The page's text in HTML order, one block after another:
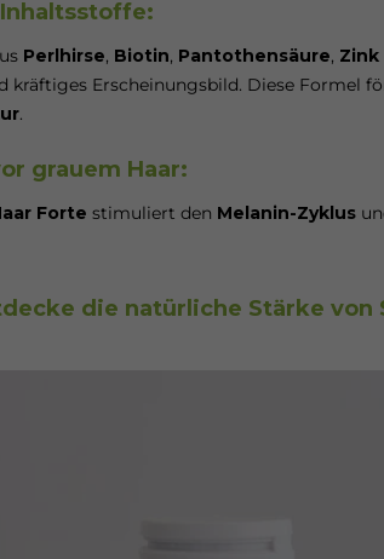
Perlhirse, Biotin, Pantothensäure, Zink
kräftiges Erscheinungsbild. Diese Formel
.
grauem Haar:
Forte stimuliert den Melanin-Zyklus
die natürliche Stärke von